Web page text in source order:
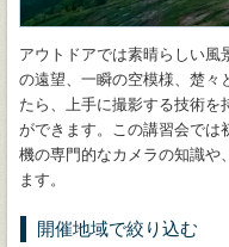
アウトドアでは素晴らしい風
の遠望、一瞬の空模様、楚々
たら、上手に撮影する技術を
ができます。この講習会では
機の専門的なカメラの知識や
ます。
開催地域で絞り込む